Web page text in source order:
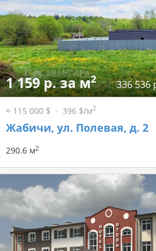
1 159 р. за м2 336 536
≈ 115 000 $ 396 $/м2
Жабичи, ул. Полевая, д. 2
290.6 м2